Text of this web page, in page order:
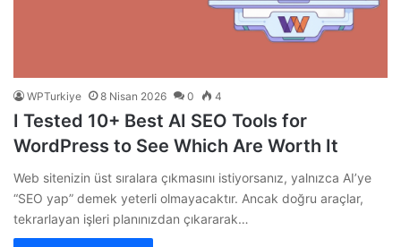
WPTurkiye 8 Nisan 2026 0 4
I Tested 10+ Best AI SEO Tools for
WordPress to See Which Are Worth It
Web sitenizin üst sıralara çıkmasını istiyorsanız, yalnızca AI’ye
“SEO yap” demek yeterli olmayacaktır. Ancak doğru araçlar,
tekrarlayan işleri planınızdan çıkararak…